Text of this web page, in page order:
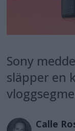
Sony
släpper en
Calle